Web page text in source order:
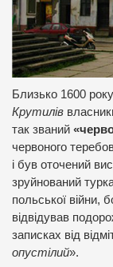
Близько 1600
Крутилів
так званий
червоного
і був оточений
зруйнований
польської війни,
відвідував
записках від
опустілий».